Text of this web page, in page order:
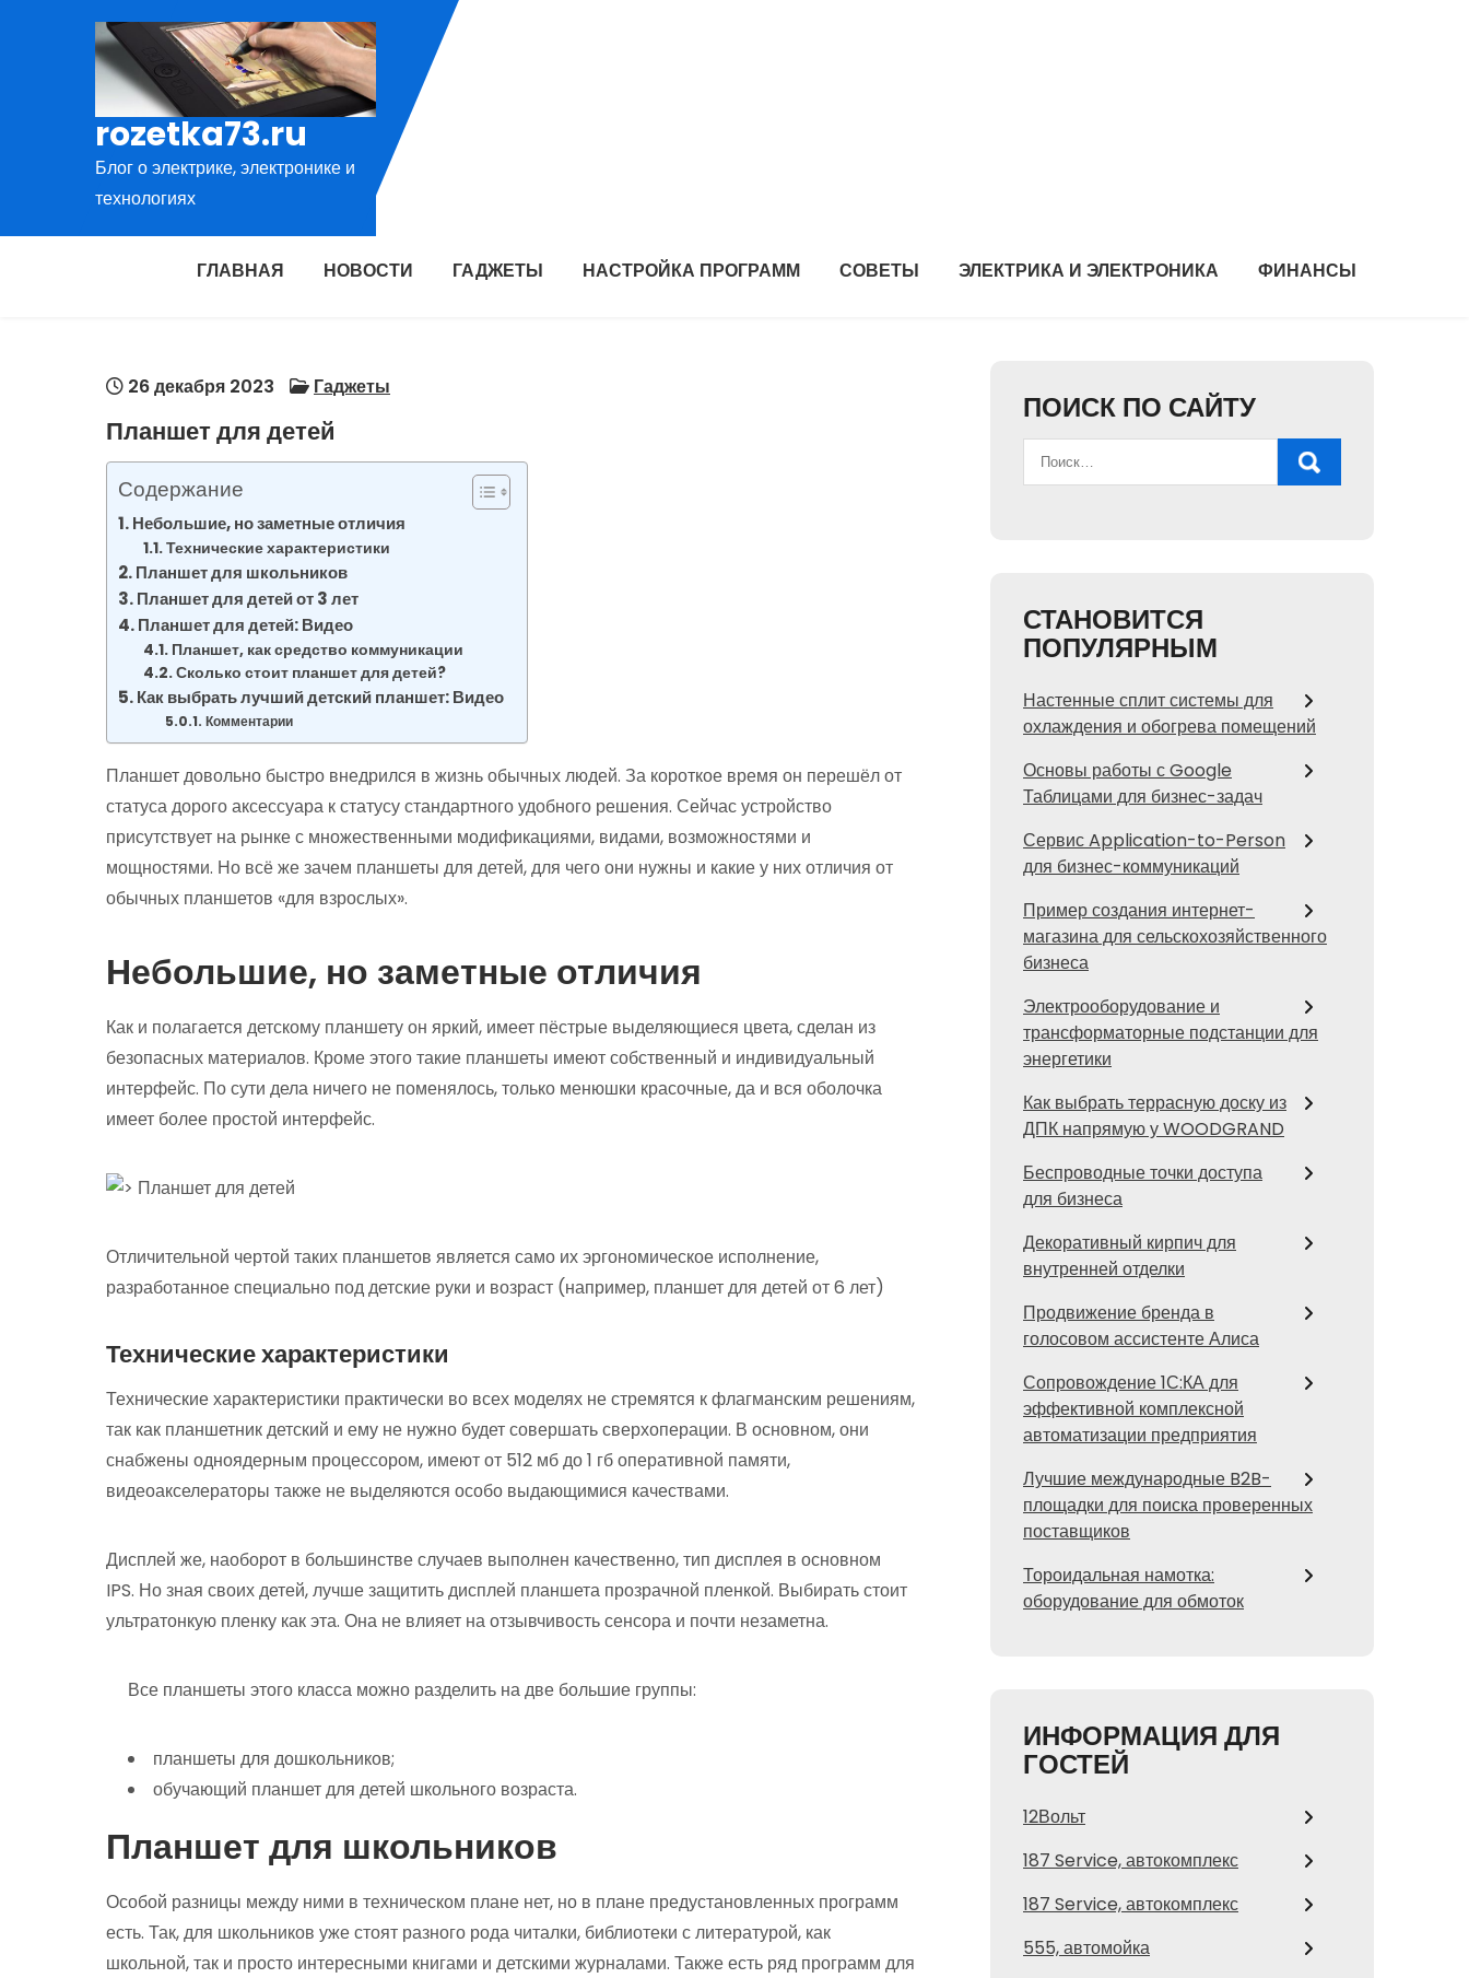
содержимому
rozetka73.ru
Блог о электрике, электронике и
технологиях
ГЛАВНАЯ НОВОСТИ ГАДЖЕТЫ НАСТРОЙКА ПРОГРАММ СОВЕТЫ ЭЛЕКТРИКА И ЭЛЕКТРОНИКА ФИНАНСЫ
26 декабря 2023 Гаджеты
Планшет для детей
Содержание
Небольшие, но заметные отличия
Технические характеристики
Планшет для школьников
Планшет для детей от 3 лет
Планшет для детей: Видео
Планшет, как средство коммуникации
Сколько стоит планшет для детей?
Как выбрать лучший детский планшет: Видео
Комментарии
Планшет довольно быстро внедрился в жизнь обычных людей. За короткое время он перешёл от
статуса дорого аксессуара к статусу стандартного удобного решения. Сейчас устройство
присутствует на рынке с множественными модификациями, видами, возможностями и
мощностями. Но всё же зачем планшеты для детей, для чего они нужны и какие у них отличия от
обычных планшетов «для взрослых».
Небольшие, но заметные отличия
Как и полагается детскому планшету он яркий, имеет пёстрые выделяющиеся цвета, сделан из
безопасных материалов. Кроме этого такие планшеты имеют собственный и индивидуальный
интерфейс. По сути дела ничего не поменялось, только менюшки красочные, да и вся оболочка
имеет более простой интерфейс.
Отличительной чертой таких планшетов является само их эргономическое исполнение,
разработанное специально под детские руки и возраст (например, планшет для детей от 6 лет)
Технические характеристики
Технические характеристики практически во всех моделях не стремятся к флагманским решениям,
так как планшетник детский и ему не нужно будет совершать сверхоперации. В основном, они
снабжены одноядерным процессором, имеют от 512 мб до 1 гб оперативной памяти,
видеоакселераторы также не выделяются особо выдающимися качествами.
Дисплей же, наоборот в большинстве случаев выполнен качественно, тип дисплея в основном
IPS. Но зная своих детей, лучше защитить дисплей планшета прозрачной пленкой. Выбирать стоит
ультратонкую пленку как эта. Она не влияет на отзывчивость сенсора и почти незаметна.
Все планшеты этого класса можно разделить на две большие группы:
планшеты для дошкольников;
обучающий планшет для детей школьного возраста.
Планшет для школьников
Особой разницы между ними в техническом плане нет, но в плане предустановленных программ
есть. Так, для школьников уже стоят разного рода читалки, библиотеки с литературой, как
школьной, так и просто интересными книгами и детскими журналами. Также есть ряд программ для
ПОИСК ПО САЙТУ
СТАНОВИТСЯ
ПОПУЛЯРНЫМ
Настенные сплит системы для
охлаждения и обогрева помещений
Основы работы с Google
Таблицами для бизнес-задач
Сервис Application-to-Person
для бизнес-коммуникаций
Пример создания интернет-
магазина для сельскохозяйственного
бизнеса
Электрооборудование и
трансформаторные подстанции для
энергетики
Как выбрать террасную доску из
ДПК напрямую у WOODGRAND
Беспроводные точки доступа
для бизнеса
Декоративный кирпич для
внутренней отделки
Продвижение бренда в
голосовом ассистенте Алиса
Сопровождение 1С:КА для
эффективной комплексной
автоматизации предприятия
Лучшие международные B2B-
площадки для поиска проверенных
поставщиков
Тороидальная намотка:
оборудование для обмоток
ИНФОРМАЦИЯ ДЛЯ
ГОСТЕЙ
12Вольт
187 Service, автокомплекс
187 Service, автокомплекс
555, автомойка